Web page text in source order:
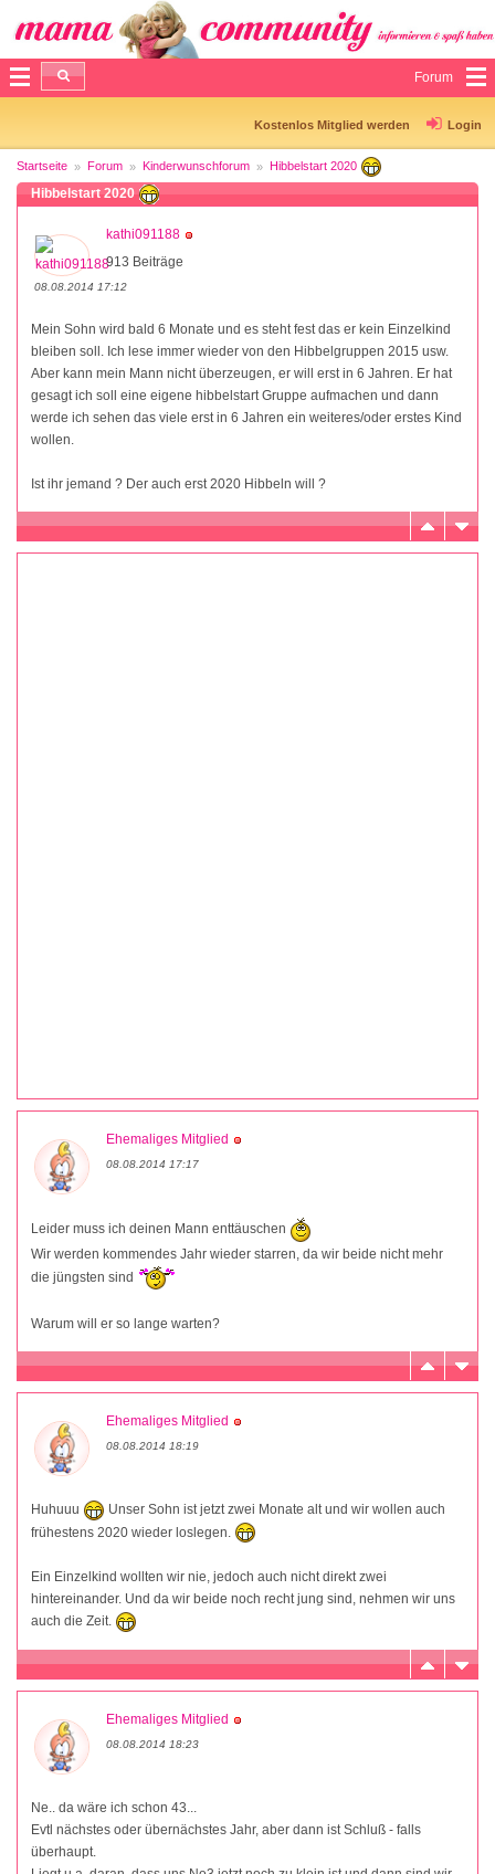
Forum
Kostenlos Mitglied werden Login
Startseite Forum Kinderwunschforum Hibbelstart 2020
Hibbelstart 2020
kathi091188
913 Beiträge
08.08.2014 17:12
Mein Sohn wird bald 6 Monate und es steht fest das er kein Einzelkind
bleiben soll. Ich lese immer wieder von den Hibbelgruppen 2015 usw.
Aber kann mein Mann nicht überzeugen, er will erst in 6 Jahren. Er hat
gesagt ich soll eine eigene hibbelstart Gruppe aufmachen und dann
werde ich sehen das viele erst in 6 Jahren ein weiteres/oder erstes Kind
wollen.
Ist ihr jemand ? Der auch erst 2020 Hibbeln will ?
Ehemaliges Mitglied
08.08.2014 17:17
Leider muss ich deinen Mann enttäuschen
Wir werden kommendes Jahr wieder starren, da wir beide nicht mehr
die jüngsten sind
Warum will er so lange warten?
Ehemaliges Mitglied
08.08.2014 18:19
Huhuuu
Unser Sohn ist jetzt zwei Monate alt und wir wollen auch
frühestens 2020 wieder loslegen.
Ein Einzelkind wollten wir nie, jedoch auch nicht direkt zwei
hintereinander. Und da wir beide noch recht jung sind, nehmen wir uns
auch die Zeit.
Ehemaliges Mitglied
08.08.2014 18:23
Ne.. da wäre ich schon 43...
Evtl nächstes oder übernächstes Jahr, aber dann ist Schluß - falls
überhaupt.